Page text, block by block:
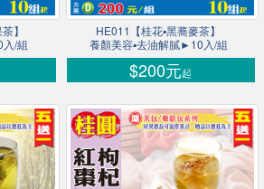
】
/組
HE011【桂花▪黑蕎麥茶】
養顏美容▪去油解膩►10入/組
$200元起